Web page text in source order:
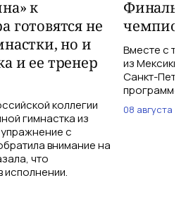
к
готовятся не
но и
и ее тренер
коллегии
гимнастка из
с
внимание на
что
исполнении.
Вместе с
из Мексики
Санкт-
программе
08 августа